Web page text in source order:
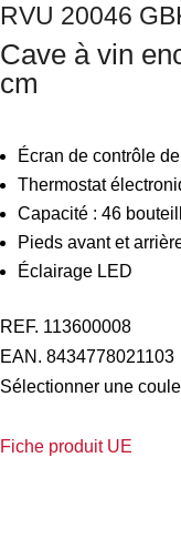
RVU 20046
Cave à vin
cm
Écran de contrôle
Thermostat
Capacité : 46
Pieds avant et
Éclairage LED
REF. 113600008
EAN. 8434778021103
Sélectionner une
Fiche produit UE